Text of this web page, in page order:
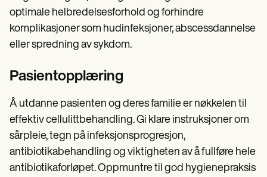
optimale helbredelsesforhold og forhindre
komplikasjoner som hudinfeksjoner, abscessdannelse
eller spredning av sykdom.
Pasientopplæring
Å utdanne pasienten og deres familie er nøkkelen til
effektiv cellulittbehandling. Gi klare instruksjoner om
sårpleie, tegn på infeksjonsprogresjon,
antibiotikabehandling og viktigheten av å fullføre hele
antibiotikaforløpet. Oppmuntre til god hygienepraksis